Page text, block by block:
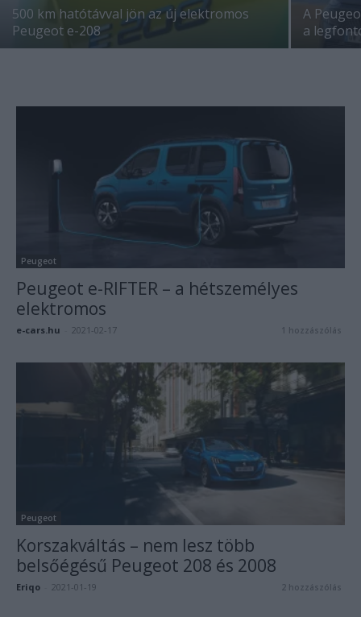
500 km hatótávval jön az új elektromos
Peugeot e-208
A
a
Peugeot
Peugeot e-RIFTER – a hétszemélyes
elektromos
e-cars.hu 2021-02-17 1 hozzászólás
Peugeot
Korszakváltás – nem lesz több
belsőégésű Peugeot 208 és 2008
Eriqo 2021-01-19 2 hozzászólás